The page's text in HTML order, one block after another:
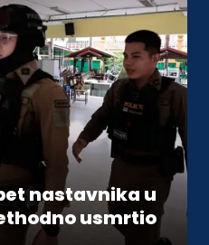
nastavnika u
usmrtio